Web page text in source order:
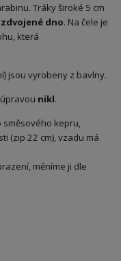
Tráky široké 5 cm
dno. Na čele je
která
jsou vyrobeny z bavlny.
nikl.
kepru,
(zip 22 cm), vzadu má
měníme ji dle